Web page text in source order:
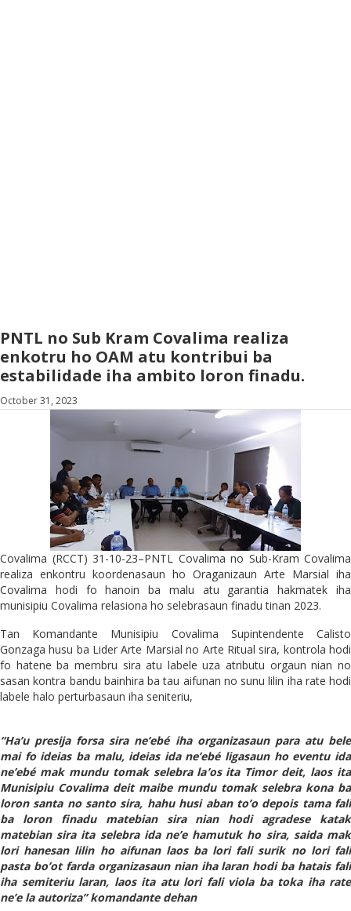
PNTL no Sub Kram Covalima realiza
enkotru ho OAM atu kontribui ba
estabilidade iha ambito loron finadu.
October 31, 2023
Covalima (RCCT) 31-10-23–PNTL Covalima no Sub-Kram Covalima
realiza enkontru koordenasaun ho Oraganizaun Arte Marsial iha
Covalima hodi fo hanoin ba malu atu garantia hakmatek iha
munisipiu Covalima relasiona ho selebrasaun finadu tinan 2023.
Tan Komandante Munisipiu Covalima Supintendente Calisto
Gonzaga husu ba Lider Arte Marsial no Arte Ritual sira, kontrola hodi
fo hatene ba membru sira atu labele uza atributu orgaun nian no
sasan kontra bandu bainhira ba tau aifunan no sunu lilin iha rate hodi
labele halo perturbasaun iha seniteriu,
“Ha’u presija forsa sira ne’ebé iha organizasaun para atu bele
mai fo ideias ba malu, ideias ida ne’ebé ligasaun ho eventu ida
ne’ebé mak mundu tomak selebra la’os ita Timor deit, laos ita
Munisipiu Covalima deit maibe mundu tomak selebra kona ba
loron santa no santo sira, hahu husi aban to’o depois tama fali
ba loron finadu matebian sira nian hodi agradese katak
matebian sira ita selebra ida ne’e hamutuk ho sira, saida mak
lori hanesan lilin ho aifunan laos ba lori fali surik no lori fali
pasta bo’ot farda organizasaun nian iha laran hodi ba hatais fali
iha semiteriu laran, laos ita atu lori fali viola ba toka iha rate
ne’e la autoriza”komandante dehan